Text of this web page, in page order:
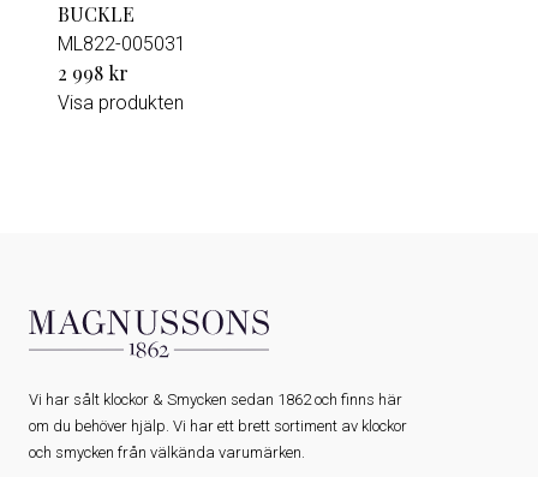
BUCKLE
ML822-005031
2 998 kr
Visa produkten
Vi har sålt klockor & Smycken sedan 1862 och finns här
om du behöver hjälp. Vi har ett brett sortiment av klockor
och smycken från välkända varumärken.